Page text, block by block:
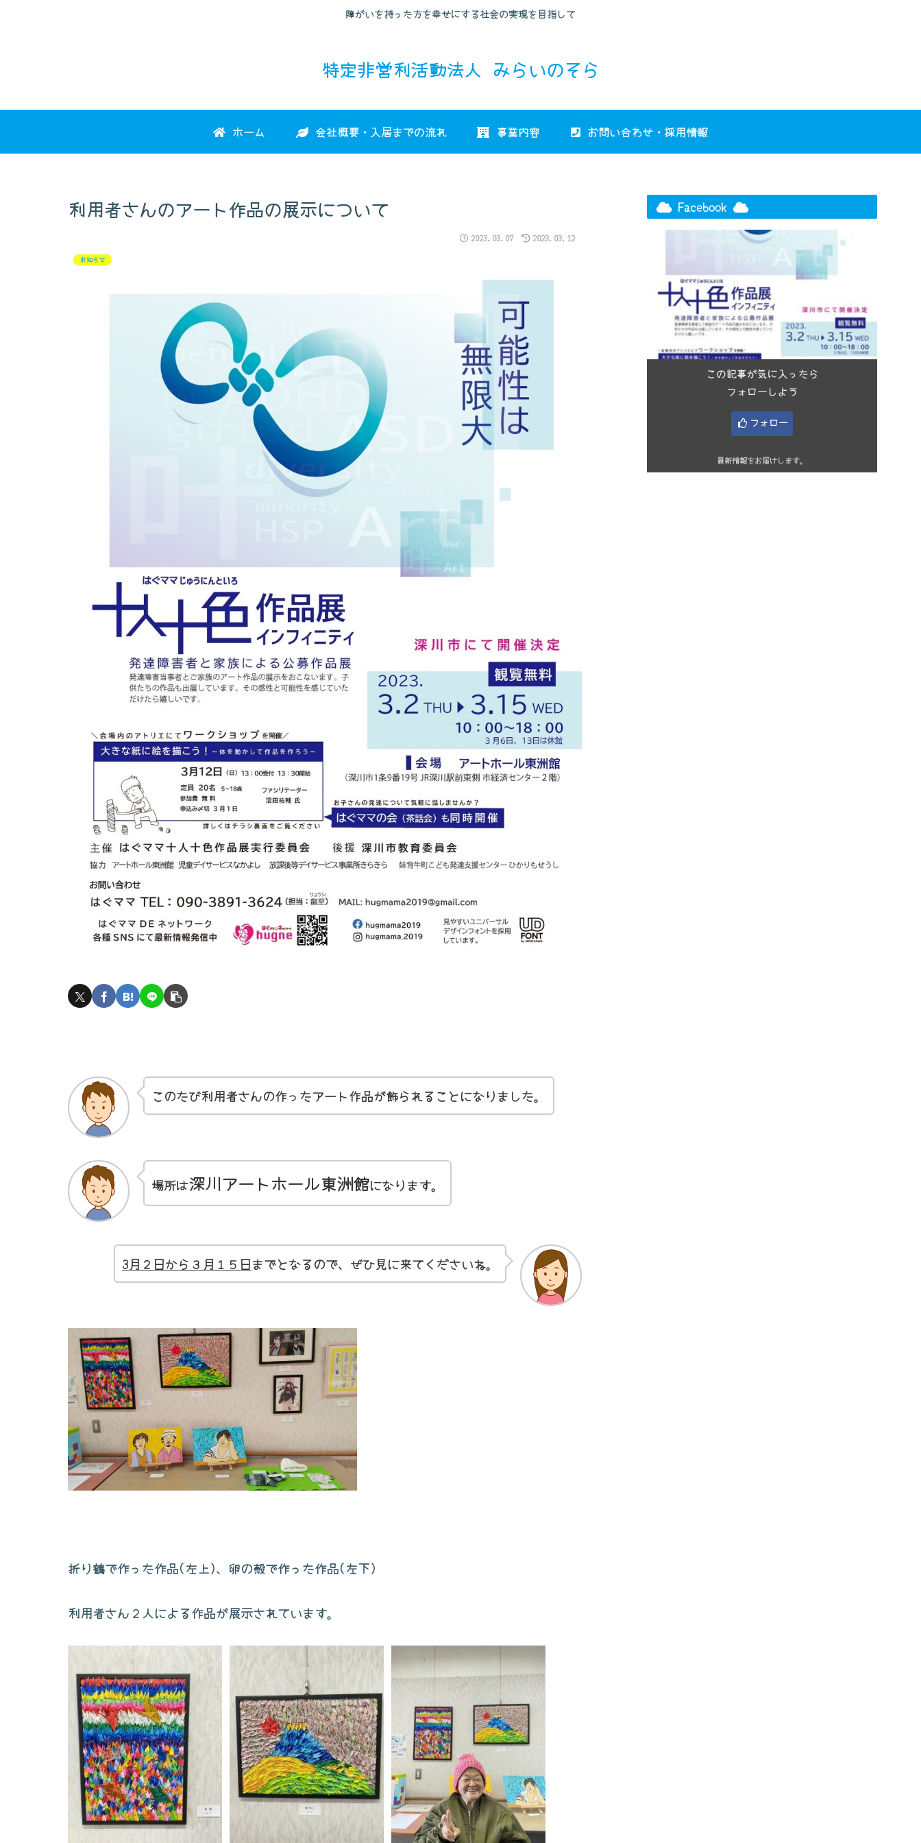
障がいを持った方を幸せにする社会の実現を目指して
特定非営利活動法人 みらいのそら
ホーム 会社概要・入居までの流れ 事業内容 お問い合わせ・採用情報
利用者さんのアート作品の展示について
2023.03.07 2023.03.12
お知らせ
このたび利用者さんの作ったアート作品が飾られることになりました。
場所は深川アートホール東洲館になります。
3月２日から３月１５日までとなるので、ぜひ見に来てくださいね。
折り鶴で作った作品(左上)、卵の殻で作った作品(左下)
利用者さん２人による作品が展示されています。
Facebook
この記事が気に入ったら
フォローしよう
フォロー
最新情報をお届けします。